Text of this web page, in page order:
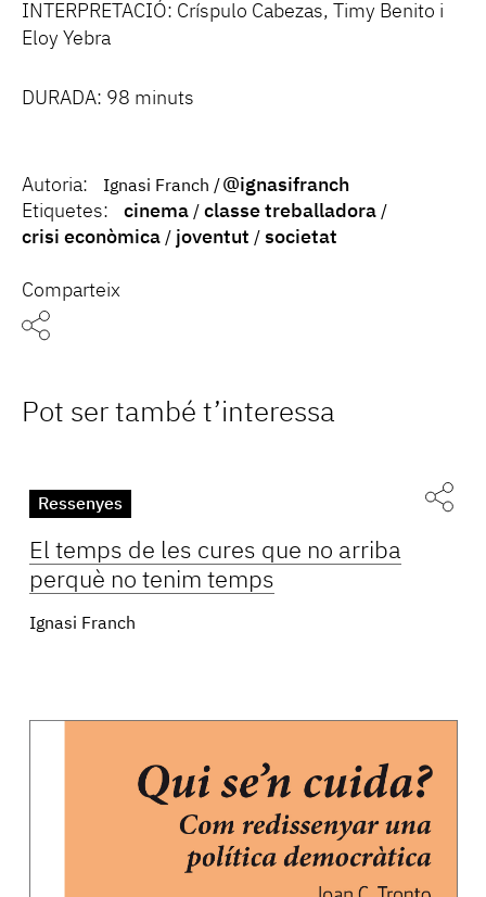
INTERPRETACIÓ: Críspulo Cabezas, Timy Benito i
Eloy Yebra
DURADA: 98 minuts
Autoria: Ignasi Franch
@ignasifranch
Etiquetes:
cinema
classe treballadora
crisi econòmica
joventut societat
Comparteix
Pot ser també t’interessa
Ressenyes
El temps de les cures que no arriba
perquè no tenim temps
Ignasi Franch